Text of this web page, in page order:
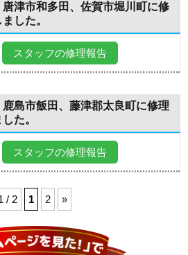
津市和多田、佐賀市堀川町に修
した。
スタッフの修理報告
島市飯田、藤津郡太良町に修理
た。
スタッフの修理報告
/ 2 1 2 »